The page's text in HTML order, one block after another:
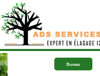
Bureau